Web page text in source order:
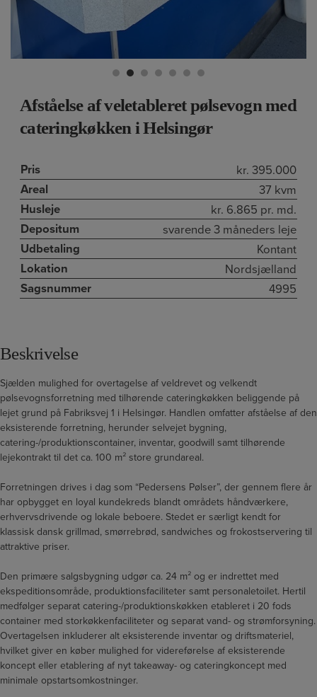
Afståelse af veletableret pølsevogn med
cateringkøkken i Helsingør
Pris kr. 395.000
Areal 37 kvm
Husleje kr. 6.865 pr. md.
Depositum svarende 3 måneders leje
Udbetaling Kontant
Lokation Nordsjælland
Sagsnummer 4995
Beskrivelse
Sjælden mulighed for overtagelse af veldrevet og velkendt
pølsevognsforretning med tilhørende cateringkøkken beliggende på
lejet grund på Fabriksvej 1 i Helsingør. Handlen omfatter afståelse af den
eksisterende forretning, herunder selvejet bygning,
catering-/produktionscontainer, inventar, goodwill samt tilhørende
lejekontrakt til det ca. 100 m² store grundareal.
Forretningen drives i dag som “Pedersens Pølser”, der gennem flere år
har opbygget en loyal kundekreds blandt områdets håndværkere,
erhvervsdrivende og lokale beboere. Stedet er særligt kendt for
klassisk dansk grillmad, smørrebrød, sandwiches og frokostservering til
attraktive priser.
Den primære salgsbygning udgør ca. 24 m² og er indrettet med
ekspeditionsområde, produktionsfaciliteter samt personaletoilet. Hertil
medfølger separat catering-/produktionskøkken etableret i 20 fods
container med storkøkkenfaciliteter og separat vand- og strømforsyning.
Overtagelsen inkluderer alt eksisterende inventar og driftsmateriel,
hvilket giver en køber mulighed for videreførelse af eksisterende
koncept eller etablering af nyt takeaway- og cateringkoncept med
minimale opstartsomkostninger.